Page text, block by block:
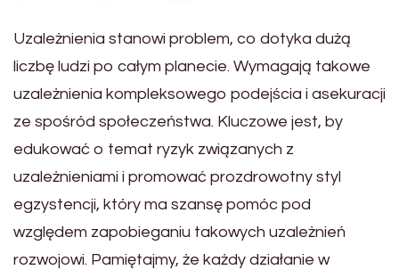
Uzależnienia stanowi problem, co dotyka dużą
liczbę ludzi po całym planecie. Wymagają takowe
uzależnienia kompleksowego podejścia i asekuracji
ze spośród społeczeństwa. Kluczowe jest, by
edukować o temat ryzyk związanych z
uzależnieniami i promować prozdrowotny styl
egzystencji, który ma szansę pomóc pod
względem zapobieganiu takowych uzależnień
rozwojowi. Pamiętajmy, że każdy działanie w